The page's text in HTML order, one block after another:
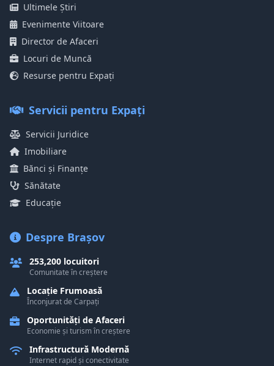
Ultimele Știri
Evenimente Viitoare
Director de Afaceri
Locuri de Muncă
Resurse pentru Expați
Servicii pentru Expați
Servicii Juridice
Imobiliare
Bănci și Finanțe
Sănătate
Educație
Despre Brașov
253,200 locuitori
Comunitate în creștere
Locație Frumoasă
Înconjurat de Carpați
Oportunități de Afaceri
Economie și turism în creștere
Infrastructură Modernă
Internet rapid și conectivitate